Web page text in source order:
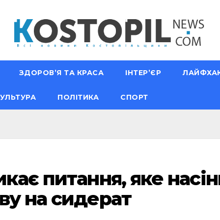
ЗДОРОВ’Я ТА КРАСА ІНТЕР’ЄР
ПОЛІТИКА СПОРТ
питання, яке
на сидерат